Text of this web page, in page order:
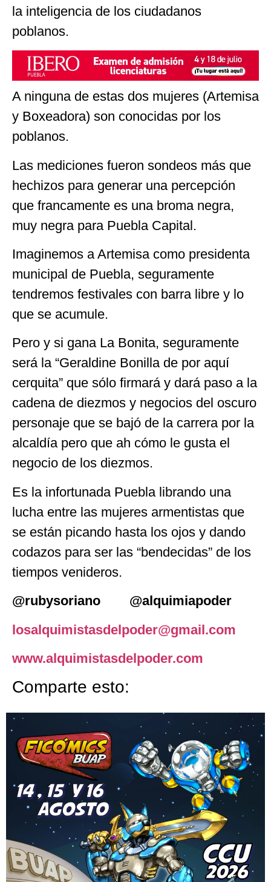
la inteligencia de los ciudadanos
poblanos.
A ninguna de estas dos mujeres (Artemisa
y Boxeadora) son conocidas por los
poblanos.
Las mediciones fueron sondeos más que
hechizos para generar una percepción
que francamente es una broma negra,
muy negra para Puebla Capital.
Imaginemos a Artemisa como presidenta
municipal de Puebla, seguramente
tendremos festivales con barra libre y lo
que se acumule.
Pero y si gana La Bonita, seguramente
será la “Geraldine Bonilla de por aquí
cerquita” que sólo firmará y dará paso a la
cadena de diezmos y negocios del oscuro
personaje que se bajó de la carrera por la
alcaldía pero que ah cómo le gusta el
negocio de los diezmos.
Es la infortunada Puebla librando una
lucha entre las mujeres armentistas que
se están picando hasta los ojos y dando
codazos para ser las “bendecidas” de los
tiempos venideros.
@rubysoriano @alquimiapoder
losalquimistasdelpoder@gmail.com
www.alquimistasdelpoder.com
Comparte esto: